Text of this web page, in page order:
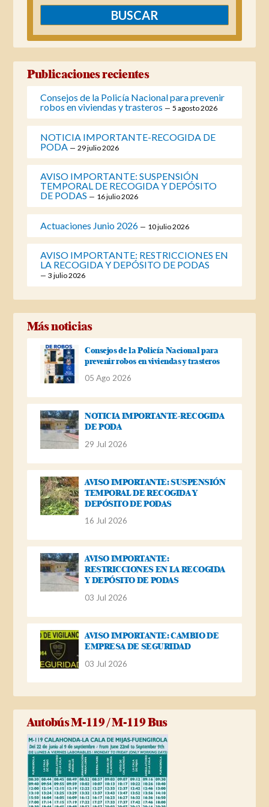
Publicaciones recientes
Consejos de la Policía Nacional para prevenir
robos en viviendas y trasteros
5 agosto 2026
NOTICIA IMPORTANTE-RECOGIDA DE
PODA
29 julio 2026
AVISO IMPORTANTE: SUSPENSIÓN
TEMPORAL DE RECOGIDA Y DEPÓSITO
DE PODAS
16 julio 2026
Actuaciones Junio 2026 10 julio 2026
AVISO IMPORTANTE: RESTRICCIONES EN
LA RECOGIDA Y DEPÓSITO DE PODAS
3 julio 2026
Más noticias
Consejos de la Policía Nacional para
prevenir robos en viviendas y trasteros
05 Ago 2026
NOTICIA IMPORTANTE-RECOGIDA
DE PODA
29 Jul 2026
AVISO IMPORTANTE: SUSPENSIÓN
TEMPORAL DE RECOGIDA Y
DEPÓSITO DE PODAS
16 Jul 2026
AVISO IMPORTANTE:
RESTRICCIONES EN LA RECOGIDA
Y DEPÓSITO DE PODAS
03 Jul 2026
AVISO IMPORTANTE: CAMBIO DE
EMPRESA DE SEGURIDAD
03 Jul 2026
Autobús M-119 / M-119 Bus